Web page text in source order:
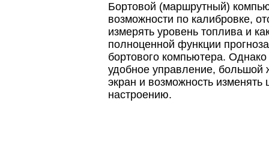
Бортовой (маршрутный)
возможности по калибровке,
измерять уровень топлива и
полноценной функции
бортового компьютера.
удобное управление, большой
экран и возможность изменять
настроению.